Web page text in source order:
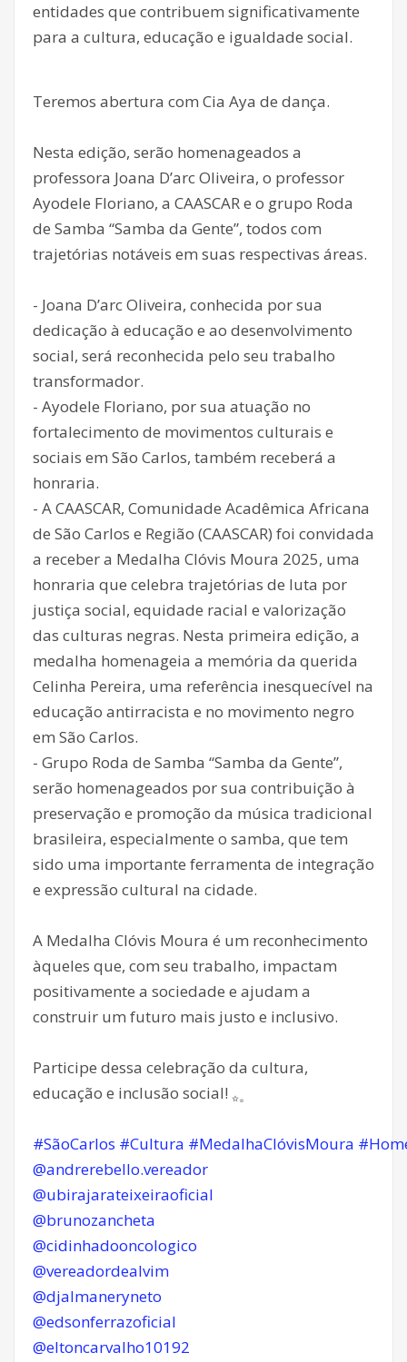
entidades que contribuem significativamente
para a cultura, educação e igualdade social.
Teremos abertura com Cia Aya de dança.
Nesta edição, serão homenageados a
professora Joana D’arc Oliveira, o professor
Ayodele Floriano, a CAASCAR e o grupo Roda
de Samba “Samba da Gente”, todos com
trajetórias notáveis em suas respectivas áreas.
- Joana D’arc Oliveira, conhecida por sua
dedicação à educação e ao desenvolvimento
social, será reconhecida pelo seu trabalho
transformador.
- Ayodele Floriano, por sua atuação no
fortalecimento de movimentos culturais e
sociais em São Carlos, também receberá a
honraria.
- A CAASCAR, Comunidade Acadêmica Africana
de São Carlos e Região (CAASCAR) foi convidada
a receber a Medalha Clóvis Moura 2025, uma
honraria que celebra trajetórias de luta por
justiça social, equidade racial e valorização
das culturas negras. Nesta primeira edição, a
medalha homenageia a memória da querida
Celinha Pereira, uma referência inesquecível na
educação antirracista e no movimento negro
em São Carlos.
- Grupo Roda de Samba “Samba da Gente”,
serão homenageados por sua contribuição à
preservação e promoção da música tradicional
brasileira, especialmente o samba, que tem
sido uma importante ferramenta de integração
e expressão cultural na cidade.
A Medalha Clóvis Moura é um reconhecimento
àqueles que, com seu trabalho, impactam
positivamente a sociedade e ajudam a
construir um futuro mais justo e inclusivo.
Participe dessa celebração da cultura,
educação e inclusão social!
#SãoCarlos #Cultura #MedalhaClóvisMoura
@andrerebello.vereador
@ubirajarateixeiraoficial
@brunozancheta
@cidinhadooncologico
@vereadordealvim
@djalmaneryneto
@edsonferrazoficial
@eltoncarvalho10192